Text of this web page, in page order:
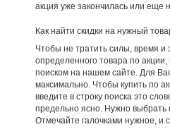
акция уже закончилась или еще
Как найти скидки на нужный
Чтобы не тратить силы, время и
определенного товара по
поиском на нашем сайте. Для
максимально. Чтобы купить по
введите в строку поиска это
предельно ясно. Нужно выбрать
Отмечайте галочками нужное, и